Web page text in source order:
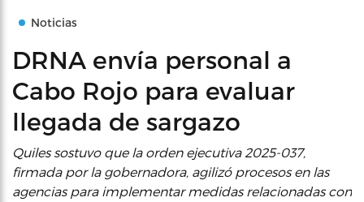
Noticias
DRNA envía personal a
Cabo Rojo para evaluar
llegada de sargazo
Quiles sostuvo que la orden ejecutiva 2025-037,
firmada por la gobernadora, agilizó procesos en las
agencias para implementar medidas relacionadas con